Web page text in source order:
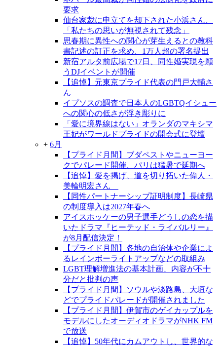
要求
仙台家裁に申立てを却下された小浜さん、
「私たちの思いが無視されて残念」
思春期に異性への関心が芽生えるとの教科
書記述の訂正を求め、1万人超の署名提出
新宿アルタ前広場で17日、同性婚実現を願
うDJイベントが開催
【追悼】元東京プライド代表の門戸大輔さ
ん
イプソスの調査で日本人のLGBTQイシュー
への関心の低さが浮き彫りに
「愛に境界線はない」オランダのマキシマ
王妃がワールドプライドの開会式に登壇
+ 6月
【プライド月間】ブダペストやニューヨー
クでパレード開催、パリは猛暑で延期へ
【追悼】愛を掲げ、道を切り拓いた偉人・
美輪明宏さん
【同性パートナーシップ証明制度】長崎県
の制度導入は2027年春へ
アイスホッケーの男子選手どうしの恋を描
いたドラマ『ヒーテッド・ライバルリー』
が8月配信決定！
【プライド月間】各地の自治体や企業によ
るレインボーライトアップなどの取組み
LGBT理解増進法の基本計画、内容が不十
分だと批判の声
【プライド月間】ソウルや淡路島、大垣な
どでプライドパレードが開催されました
【プライド月間】伊賀市のゲイカップルを
モデルにしたオーディオドラマがNHK FM
で放送
【追悼】50年代にカムアウトし、世界的な